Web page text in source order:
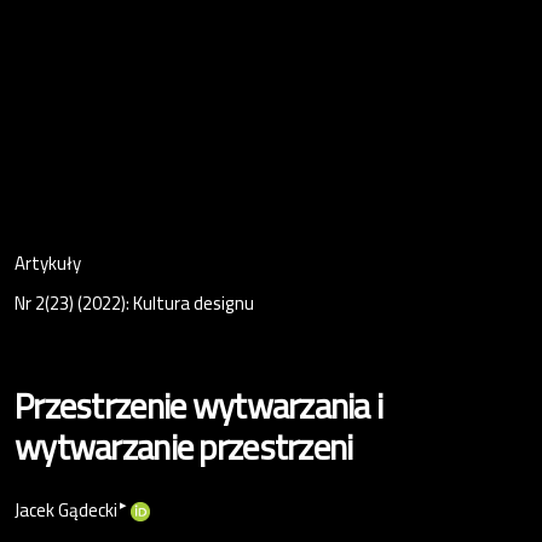
Artykuły
Nr 2(23) (2022): Kultura designu
Przestrzenie wytwarzania i
wytwarzanie przestrzeni
Jacek Gądecki▸